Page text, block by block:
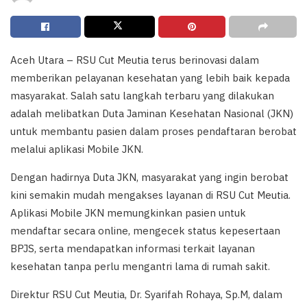
Aceh Utara – RSU Cut Meutia terus berinovasi dalam
memberikan pelayanan kesehatan yang lebih baik kepada
masyarakat. Salah satu langkah terbaru yang dilakukan
adalah melibatkan Duta Jaminan Kesehatan Nasional (JKN)
untuk membantu pasien dalam proses pendaftaran berobat
melalui aplikasi Mobile JKN.
Dengan hadirnya Duta JKN, masyarakat yang ingin berobat
kini semakin mudah mengakses layanan di RSU Cut Meutia.
Aplikasi Mobile JKN memungkinkan pasien untuk
mendaftar secara online, mengecek status kepesertaan
BPJS, serta mendapatkan informasi terkait layanan
kesehatan tanpa perlu mengantri lama di rumah sakit.
Direktur RSU Cut Meutia, Dr. Syarifah Rohaya, Sp.M, dalam